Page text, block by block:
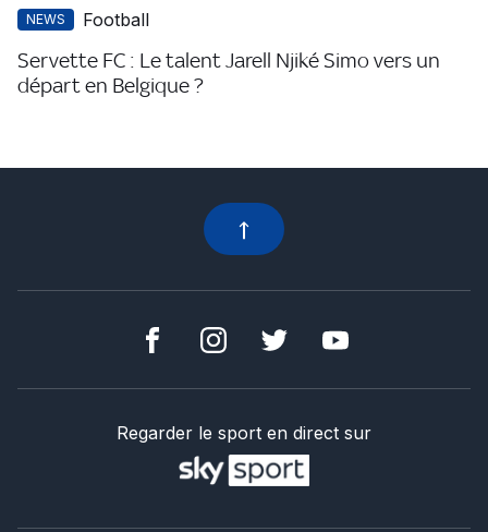
NEWS Football
Servette FC : Le talent Jarell Njiké Simo vers un
départ en Belgique ?
Regarder le sport en direct sur